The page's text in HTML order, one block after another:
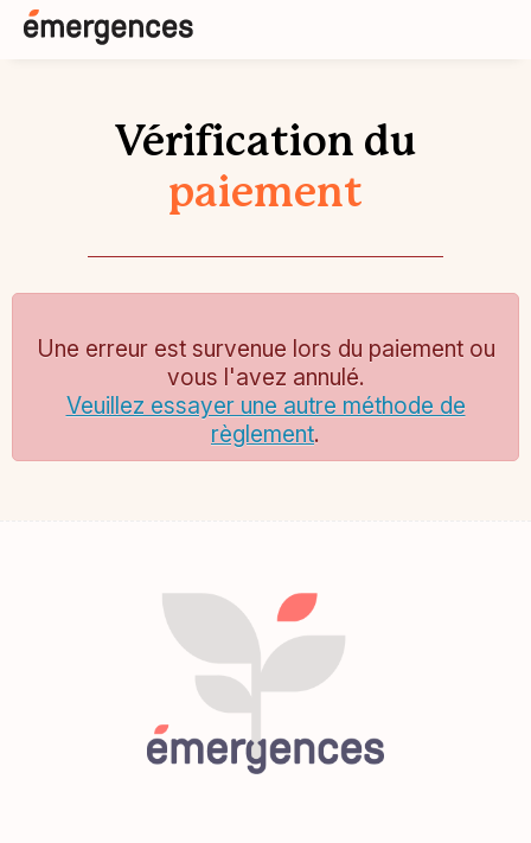
Vérification du
paiement
Une erreur est survenue lors du paiement ou
vous l'avez annulé.
Veuillez essayer une autre méthode de
règlement.